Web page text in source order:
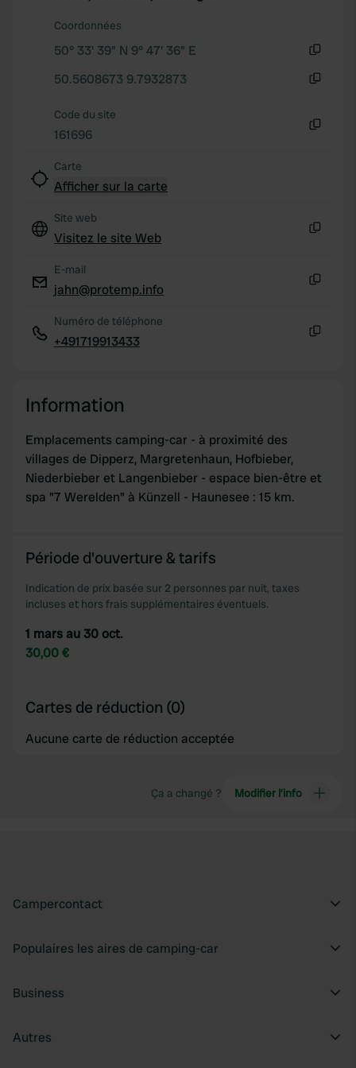
Coordonnées
50° 33' 39" N 9° 47' 36" E
50.5608673 9.7932873
Code du site
161696
Carte
Afficher sur la carte
Site web
Visitez le site Web
E-mail
jahn@protemp.info
Numéro de téléphone
+491719913433
Information
Emplacements camping-car - à proximité des
villages de Dipperz, Margretenhaun, Hofbieber,
Niederbieber et Langenbieber - espace bien-être et
spa "7 Werelden" à Künzell - Haunesee : 15 km.
Période d'ouverture & tarifs
Indication de prix basée sur 2 personnes par nuit, taxes
incluses et hors frais supplémentaires éventuels.
1 mars au 30 oct.
30,00 €
Cartes de réduction (0)
Aucune carte de réduction acceptée
Ça a changé ? Modifier l’info
Campercontact
Populaires les aires de camping-car
Business
Autres